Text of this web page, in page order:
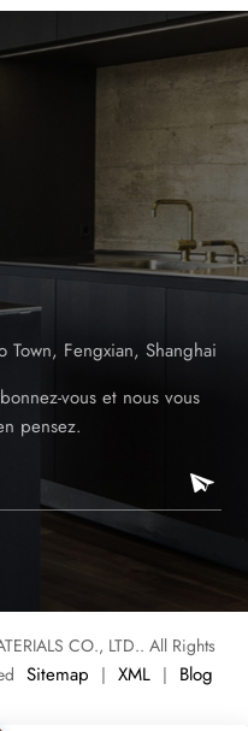
Fengxian, Shanghai
vous et nous vous
pensez.
CO., LTD.. All Rights
Sitemap | XML | Blog